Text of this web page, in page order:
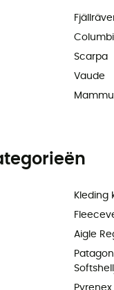
Scarpa
Vaude
Kleding
Aigle